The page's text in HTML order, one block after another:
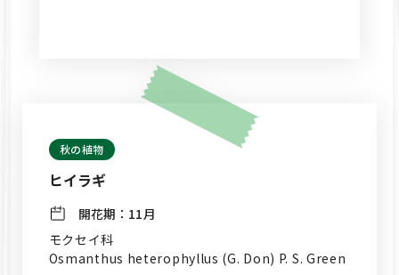
秋の植物
ヒイラギ
開花期： 11月
モクセイ科
Osmanthus heterophyllus (G. Don) P. S. Green